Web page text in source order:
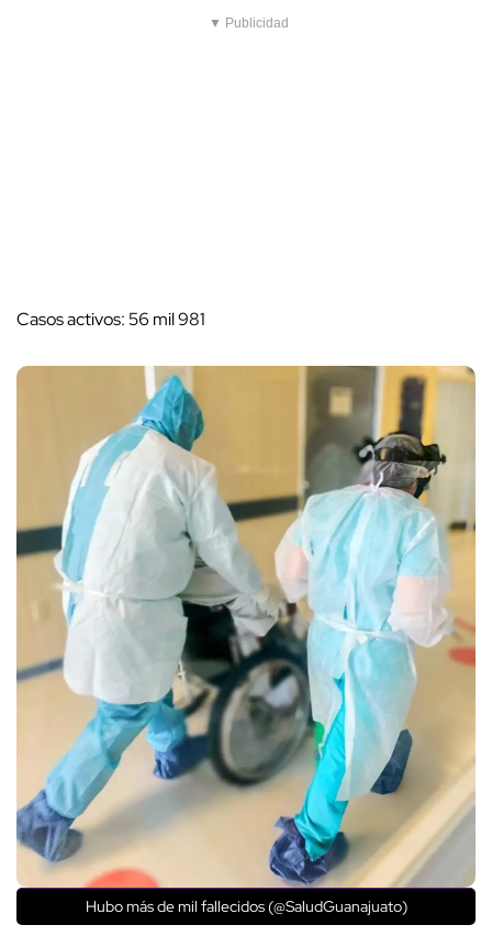
▼ Publicidad
Casos activos: 56 mil 981
Hubo más de mil fallecidos (@SaludGuanajuato)